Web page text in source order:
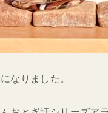
なりました。